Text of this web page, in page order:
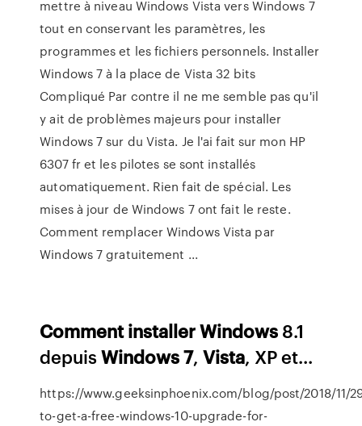
mettre à niveau Windows Vista vers Windows 7
tout en conservant les paramètres, les
programmes et les fichiers personnels. Installer
Windows 7 à la place de Vista 32 bits
Compliqué Par contre il ne me semble pas qu'il
y ait de problèmes majeurs pour installer
Windows 7 sur du Vista. Je l'ai fait sur mon HP
6307 fr et les pilotes se sont installés
automatiquement. Rien fait de spécial. Les
mises à jour de Windows 7 ont fait le reste.
Comment remplacer Windows Vista par
Windows 7 gratuitement ...
CommentinstallerWindows 8.1
depuisWindows7,Vista, XP et...
https://www.geeksinphoenix.com/blog/post/2018/11/
to-get-a-free-windows-10-upgrade-for-